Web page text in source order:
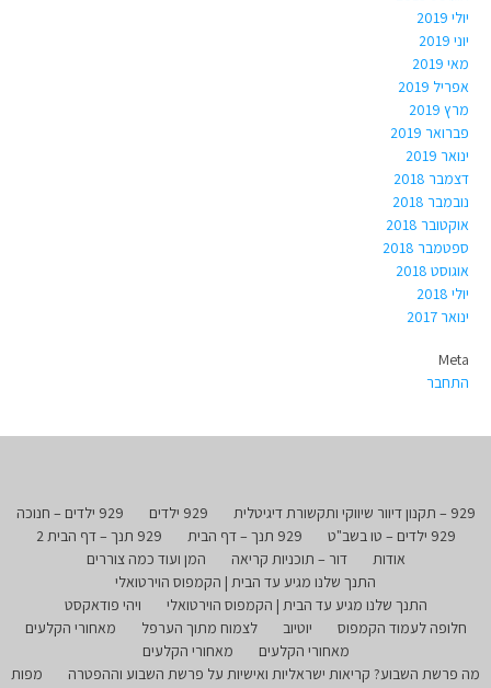
יולי 2019
יוני 2019
מאי 2019
אפריל 2019
מרץ 2019
פברואר 2019
ינואר 2019
דצמבר 2018
נובמבר 2018
אוקטובר 2018
ספטמבר 2018
אוגוסט 2018
יולי 2018
ינואר 2017
Meta
התחבר
929 – תקנון דיוור שיווקי ותקשורת דיגיטלית 929 ילדים
929 ילדים – חנוכה
929 ילדים – טו בשב"ט
929 תנך – דף הבית
929 תנך – דף הבית 2
אודות
דור – תוכניות קריאה
המן ועוד כמה צוררים
התנך שלנו מגיע עד הבית | הקמפוס הוירטואלי
התנך שלנו מגיע עד הבית | הקמפוס הוירטואלי
ויהי פודאקסט
חלופה לעמוד הקמפוס
יוטיוב לצמוח מתוך הערפל
מאחורי הקלעים
מאחורי הקלעים
מאחורי הקלעים
מה פרשת השבוע? קריאות ישראליות ואישיות על פרשת השבוע וההפטרה
מפות